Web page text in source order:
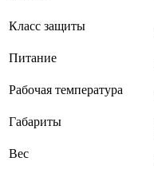
Класс защиты
Питание
Рабочая температура
Габариты
Вес